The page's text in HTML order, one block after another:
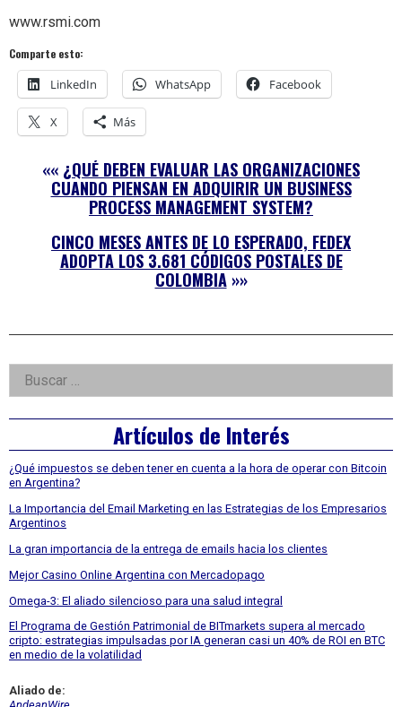
www.rsmi.com
Comparte esto:
LinkedIn WhatsApp Facebook
X Más
«« ¿QUÉ DEBEN EVALUAR LAS ORGANIZACIONES
CUANDO PIENSAN EN ADQUIRIR UN BUSINESS
PROCESS MANAGEMENT SYSTEM?
CINCO MESES ANTES DE LO ESPERADO, FEDEX
ADOPTA LOS 3.681 CÓDIGOS POSTALES DE
COLOMBIA»»
Right
Asides
Buscar:
Artículos de Interés
¿Qué impuestos se deben tener en cuenta a la hora de operar con Bitcoin
en Argentina?
La Importancia del Email Marketing en las Estrategias de los Empresarios
Argentinos
La gran importancia de la entrega de emails hacia los clientes
Mejor Casino Online Argentina con Mercadopago
Omega-3: El aliado silencioso para una salud integral
El Programa de Gestión Patrimonial de BITmarkets supera al mercado
cripto: estrategias impulsadas por IA generan casi un 40% de ROI en BTC
en medio de la volatilidad
Aliado de: